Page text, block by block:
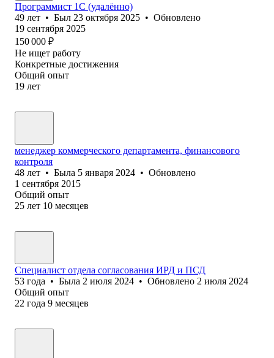
Программист 1С (удалённо)
49 лет • Был 23 октября 2025 • Обновлено
19 сентября 2025
150 000 ₽
Не ищет работу
Конкретные достижения
Общий опыт
19 лет
менеджер коммерческого департамента, финансового
контроля
48 лет • Была 5 января 2024 • Обновлено
1 сентября 2015
Общий опыт
25 лет 10 месяцев
Специалист отдела согласования ИРД и ПСД
53 года • Была 2 июля 2024 • Обновлено 2 июля 2024
Общий опыт
22 года 9 месяцев